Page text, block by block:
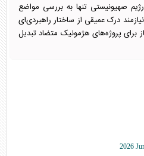
صهیونیستی تنها به بررسی مواضع
درک عمیقی از ساختار راهبردی‌ای
برای پروژه‌های هژمونیک متضاد تبدیل
2026